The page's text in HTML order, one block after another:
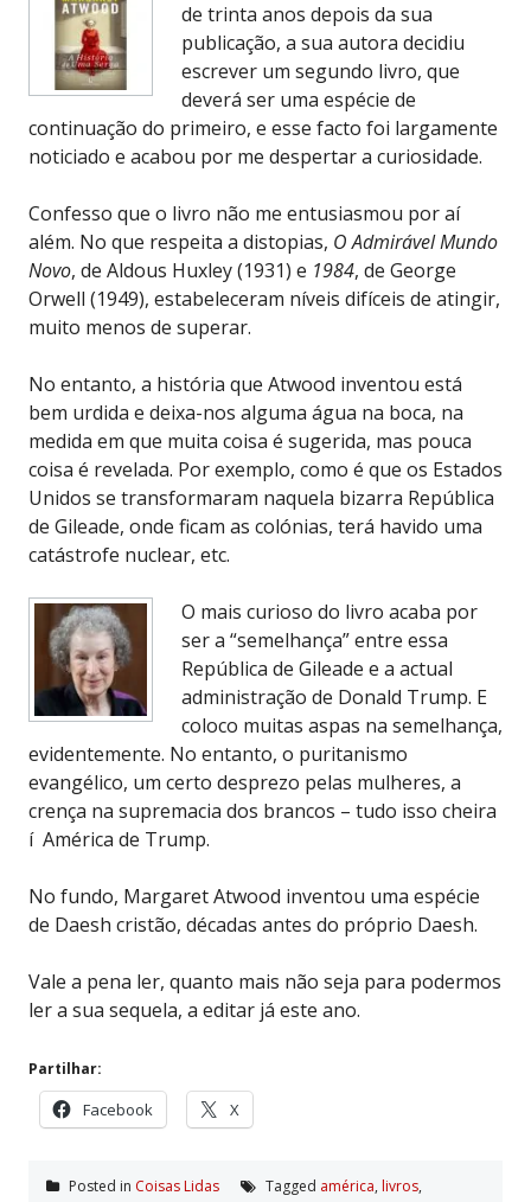
de trinta anos depois da sua
publicação, a sua autora decidiu
escrever um segundo livro, que
deverá ser uma espécie de
continuação do primeiro, e esse facto foi largamente
noticiado e acabou por me despertar a curiosidade.
Confesso que o livro não me entusiasmou por aí
além. No que respeita a distopias, O Admirável Mundo
Novo, de Aldous Huxley (1931) e 1984, de George
Orwell (1949), estabeleceram níveis difíceis de atingir,
muito menos de superar.
No entanto, a história que Atwood inventou está
bem urdida e deixa-nos alguma água na boca, na
medida em que muita coisa é sugerida, mas pouca
coisa é revelada. Por exemplo, como é que os Estados
Unidos se transformaram naquela bizarra República
de Gileade, onde ficam as colónias, terá havido uma
catástrofe nuclear, etc.
O mais curioso do livro acaba por
ser a “semelhança” entre essa
República de Gileade e a actual
administração de Donald Trump. E
coloco muitas aspas na semelhança,
evidentemente. No entanto, o puritanismo
evangélico, um certo desprezo pelas mulheres, a
crença na supremacia dos brancos – tudo isso cheira
í América de Trump.
No fundo, Margaret Atwood inventou uma espécie
de Daesh cristão, décadas antes do próprio Daesh.
Vale a pena ler, quanto mais não seja para podermos
ler a sua sequela, a editar já este ano.
Partilhar:
Facebook X
Posted in Coisas Lidas Tagged américa, livros,